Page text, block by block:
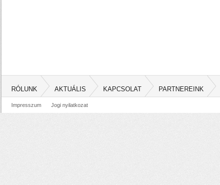
RÓLUNK AKTUÁLIS KAPCSOLAT PARTNEREINK
Impresszum Jogi nyilatkozat